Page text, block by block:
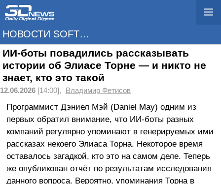
НОВОСТИ SOFTWARE
ИИ-боты повадились рассказывать
истории об Элиасе Торне — и никто не
знает, кто это такой
12.06.2026 [14:00], Владимир Фетисов
Программист Дэниел Мэй (Daniel May) одним из
первых обратил внимание, что ИИ-боты разных
компаний регулярно упоминают в генерируемых ими
рассказах некоего Элиаса Торна. Некоторое время
оставалось загадкой, кто это на самом деле. Теперь
же опубликован отчёт по результатам исследования
данного вопроса. Вероятно, упоминания Торна в